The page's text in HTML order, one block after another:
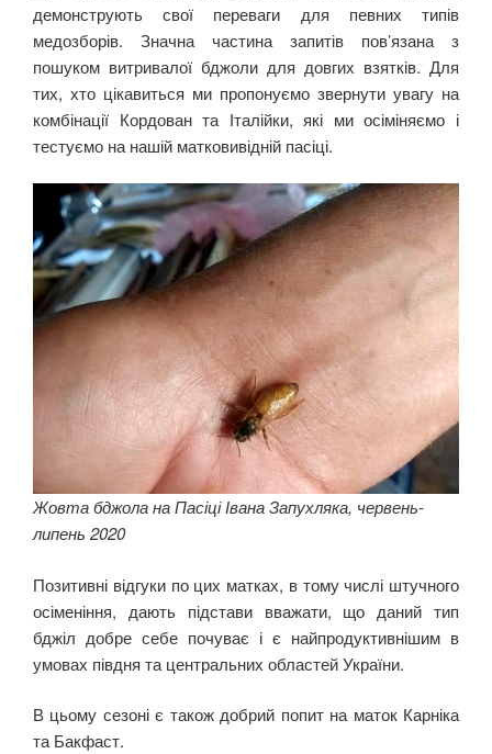
демонструють свої переваги для певних типів
медозборів. Значна частина запитів пов’язана з
пошуком витривалої бджоли для довгих взятків. Для
тих, хто цікавиться ми пропонуємо звернути увагу на
комбінації Кордован та Італійки, які ми осіміняємо і
тестуємо на нашій матковивідній пасіці.
Жовта бджола на Пасіці Івана Запухляка, червень-
липень 2020
Позитивні відгуки по цих матках, в тому числі штучного
осіменіння, дають підстави вважати, що даний тип
бджіл добре себе почуває і є найпродуктивнішим в
умовах півдня та центральних областей України.
В цьому сезоні є також добрий попит на маток Карніка
та Бакфаст.